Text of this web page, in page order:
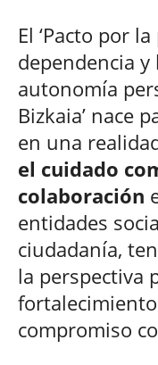
El ‘Pacto por
dependencia
autonomía
Bizkaia’ nace
en una
el cuidado
colaboración
entidades
ciudadanía,
la perspectiva
compromiso